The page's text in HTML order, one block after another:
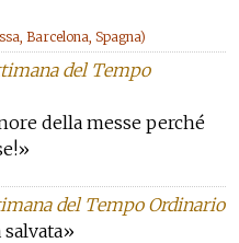
Barcelona, Spagna)
del Tempo
della messe perché
del Tempo Ordinario